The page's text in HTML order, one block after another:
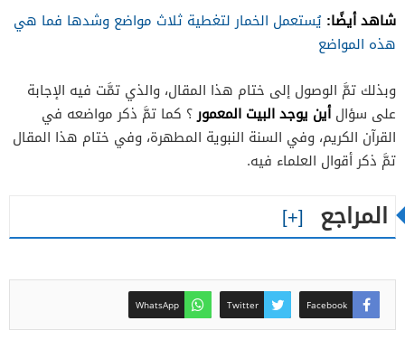
شاهد أيضًا: يُستعمل الخمار لتغطية ثلاث مواضع وشدها فما هي
هذه المواضع
وبذلك تمَّ الوصول إلى ختام هذا المقال، والذي تمَّت فيه الإجابة
على سؤالأين يوجد البيت المعمور؟ كما تمَّ ذكر مواضعه في
القرآن الكريم، وفي السنة النبوية المطهرة، وفي ختام هذا المقال
تمَّ ذكر أقوال العلماء فيه.
المراجع
Facebook
Twitter
WhatsApp